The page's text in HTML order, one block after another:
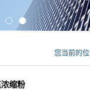
您当前的位
缩粉